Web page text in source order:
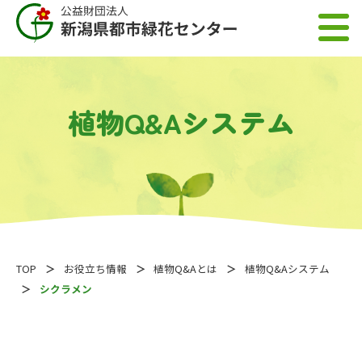
植物Q&Aシステム
TOP お役立ち情報 植物Q&Aとは
植物Q&Aシステム
シクラメン